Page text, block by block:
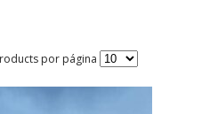
por página